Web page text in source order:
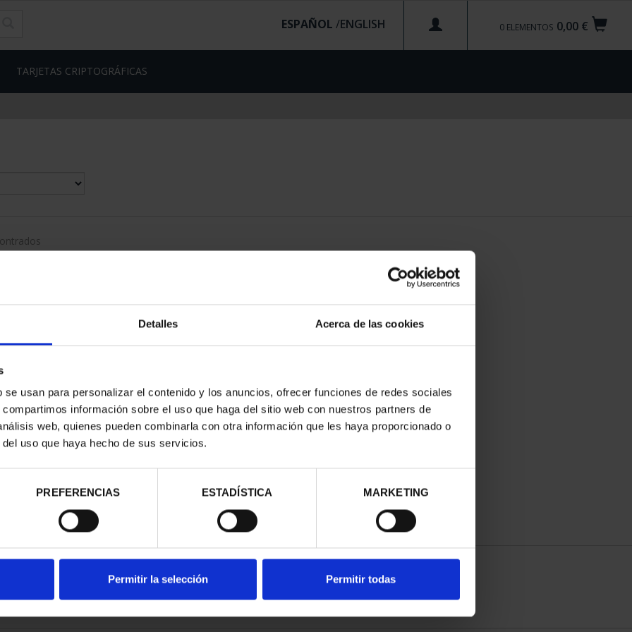
Detalles Acerca de las cookies
usan para personalizar el contenido y los anuncios, ofrecer funciones de redes sociales
información sobre el uso que haga del sitio web con nuestros partners de
web, quienes pueden combinarla con otra información que les haya proporcionado o
uso que haya hecho de sus servicios.
PREFERENCIAS ESTADÍSTICA MARKETING
Permitir la selección Permitir todas
0,00 €
0 ELEMENTOS
ESPAÑOL /
TARJETAS CRIPTOGRÁFICAS
DE
COLE...